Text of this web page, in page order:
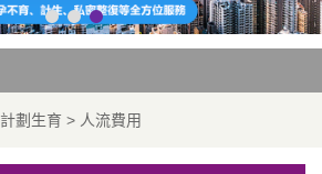
計劃生育 > 人流費用